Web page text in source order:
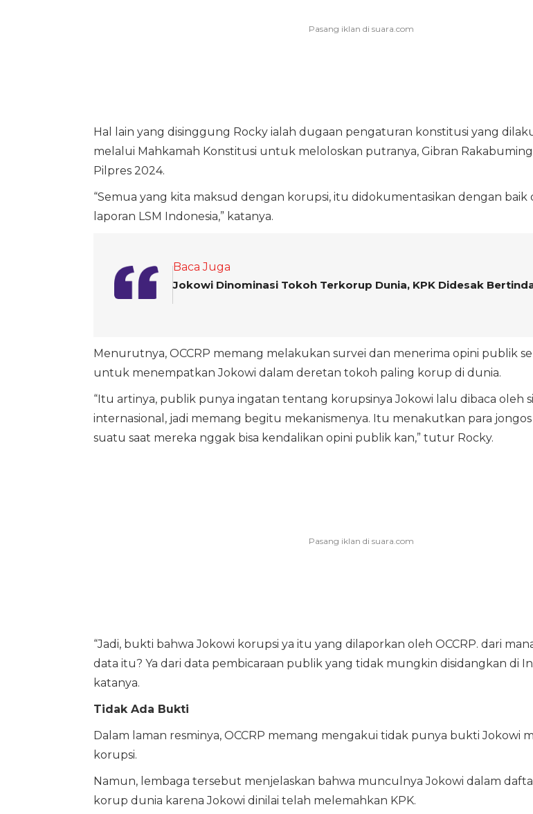
Hal lain yang disinggung Rocky ialah dugaan pengaturan konstitusi yang
melalui Mahkamah Konstitusi untuk meloloskan putranya, Gibran Rakabuming
Pilpres 2024.
“Semua yang kita maksud dengan korupsi, itu didokumentasikan dengan baik
laporan LSM Indonesia,” katanya.
Baca Juga
Jokowi Dinominasi Tokoh Terkorup Dunia, KPK Didesak
Menurutnya, OCCRP memang melakukan survei dan menerima opini publik
untuk menempatkan Jokowi dalam deretan tokoh paling korup di dunia.
“Itu artinya, publik punya ingatan tentang korupsinya Jokowi lalu dibaca oleh
internasional, jadi memang begitu mekanismenya. Itu menakutkan para
suatu saat mereka nggak bisa kendalikan opini publik kan,” tutur Rocky.
“Jadi, bukti bahwa Jokowi korupsi ya itu yang dilaporkan oleh OCCRP. dari
data itu? Ya dari data pembicaraan publik yang tidak mungkin disidangkan di
katanya.
Tidak Ada Bukti
Dalam laman resminya, OCCRP memang mengakui tidak punya bukti Jokowi
korupsi.
Namun, lembaga tersebut menjelaskan bahwa munculnya Jokowi dalam
korup dunia karena Jokowi dinilai telah melemahkan KPK.